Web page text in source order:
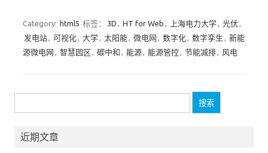
Category: html5 标签： 3D , HT for Web , 上海电力大学, 光伏,
发电站, 可视化, 大学, 太阳能, 微电网 , 数字化, 数字孪生 , 新能
源微电网 , 智慧园区 , 碳中和 , 能源, 能源管控, 节能减排, 风电
索：
近期文章